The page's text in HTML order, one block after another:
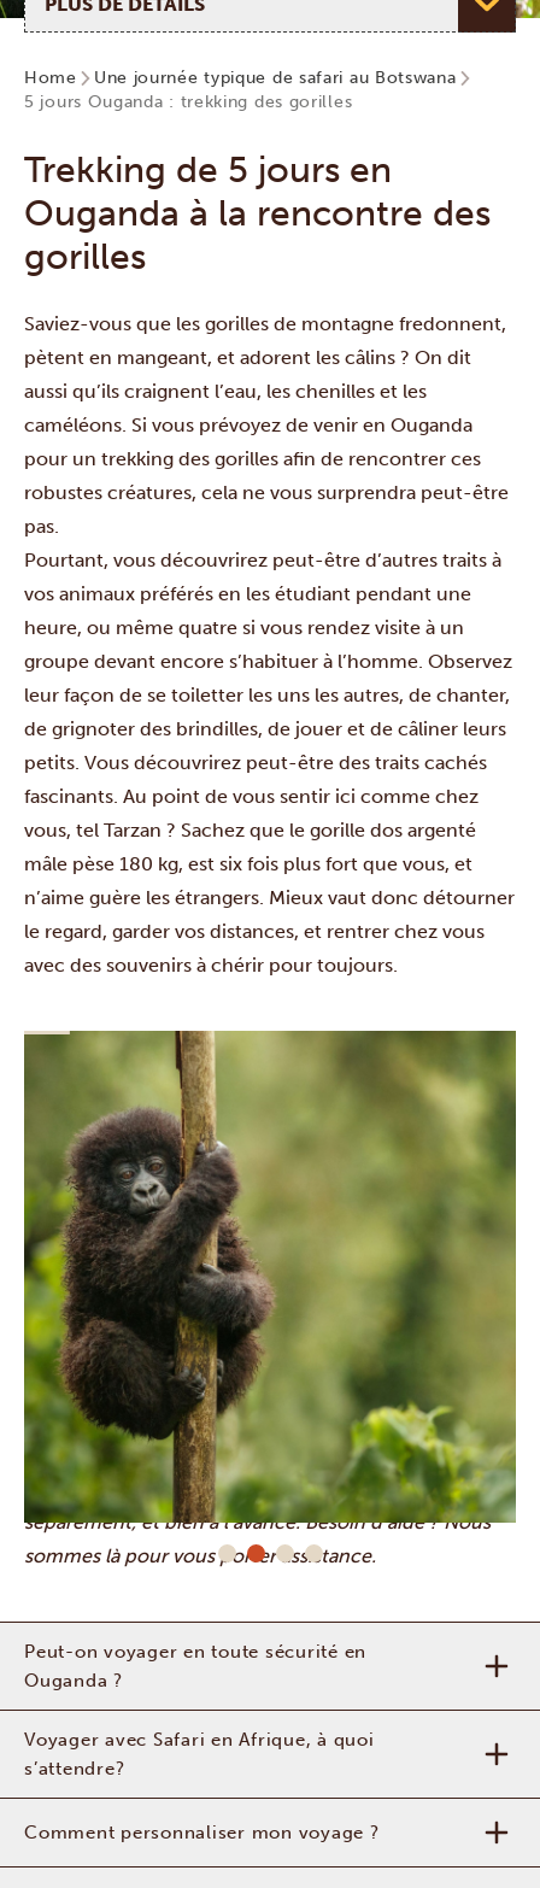
Home
Une journée typique de safari au Botswana
5 jours Ouganda : trekking des gorilles
Trekking de 5 jours en
Ouganda à la rencontre des
gorilles
Saviez-vous que les gorilles de montagne fredonnent,
pètent en mangeant, et adorent les câlins ? On dit
aussi qu’ils craignent l’eau, les chenilles et les
caméléons. Si vous prévoyez de venir en Ouganda
pour un trekking des gorilles afin de rencontrer ces
robustes créatures, cela ne vous surprendra peut-être
pas.
Pourtant, vous découvrirez peut-être d’autres traits à
vos animaux préférés en les étudiant pendant une
heure, ou même quatre si vous rendez visite à un
groupe devant encore s’habituer à l’homme. Observez
leur façon de se toiletter les uns les autres, de chanter,
de grignoter des brindilles, de jouer et de câliner leurs
petits. Vous découvrirez peut-être des traits cachés
fascinants. Au point de vous sentir ici comme chez
vous, tel Tarzan ? Sachez que le gorille dos argenté
mâle pèse 180 kg, est six fois plus fort que vous, et
n’aime guère les étrangers. Mieux vaut donc détourner
le regard, garder vos distances, et rentrer chez vous
avec des souvenirs à chérir pour toujours.
Important : le trek aux gorilles est une activité très
demandée, qui nécessite obligatoirement un guide
ainsi qu’
permis. Pensez à réserver cette activité
séparément, et bien à l’avance. Besoin d’aide ? Nous
sommes là pour vous porter assistance.
Peut-on voyager en toute sécurité en
Ouganda ?
Voyager avec Safari en Afrique, à quoi
s’attendre?
Comment personnaliser mon voyage ?